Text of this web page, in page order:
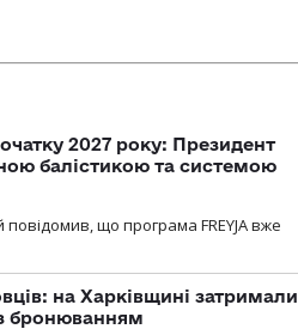
2027 року: Президент
балістикою та системою
що програма FREYJA вже
на Харківщині затримали
бронюванням